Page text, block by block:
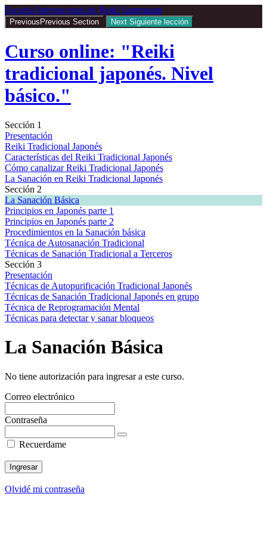
Return
to
course:
online:
“Reiki
tradicional
japonés.
Nivel
básico.”
Escuela Internacional de Reiki Sammasati
Previous Previous Section Next Siguiente lección
Curso online: "Reiki
tradicional japonés. Nivel
básico."
Sección 1
Presentación
Reiki Tradicional Japonés
Características del Reiki Tradicional Japonés
Cómo canalizar Reiki Tradicional Japonés
La Sanación en Reiki Tradicional Japonés
Sección 2
La Sanación Básica
Principios en Japonés parte 1
Principios en Japonés parte 2
Procedimientos en la Sanación básica
Técnica de Autosanación Tradicional
Técnicas de Sanación Tradicional a Terceros
Sección 3
Presentación
Técnicas de Autopurificación Tradicional Japonés
Técnicas de Sanación Tradicional Japonés en grupo
Técnica de Reprogramación Mental
Técnicas para detectar y sanar bloqueos
La Sanación Básica
No tiene autorización para ingresar a este curso.
Correo electrónico
Contraseña
Recuerdame
Olvidé mi contraseña